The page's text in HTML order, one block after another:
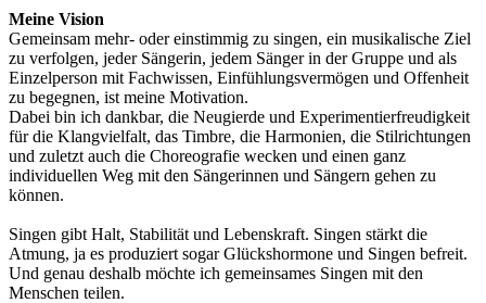
Meine Vision
Gemeinsam mehr- oder einstimmig zu singen, ein musikalische Ziel
zu verfolgen, jeder Sängerin, jedem Sänger in der Gruppe und als
Einzelperson mit Fachwissen, Einfühlungsvermögen und Offenheit
zu begegnen, ist meine Motivation.
Dabei bin ich dankbar, die Neugierde und Experimentierfreudigkeit
für die Klangvielfalt, das Timbre, die Harmonien, die Stilrichtungen
und zuletzt auch die Choreografie wecken und einen ganz
individuellen Weg mit den Sängerinnen und Sängern gehen zu
können.
Singen gibt Halt, Stabilität und Lebenskraft. Singen stärkt die
Atmung, ja es produziert sogar Glückshormone und Singen befreit.
Und genau deshalb möchte ich gemeinsames Singen mit den
Menschen teilen.